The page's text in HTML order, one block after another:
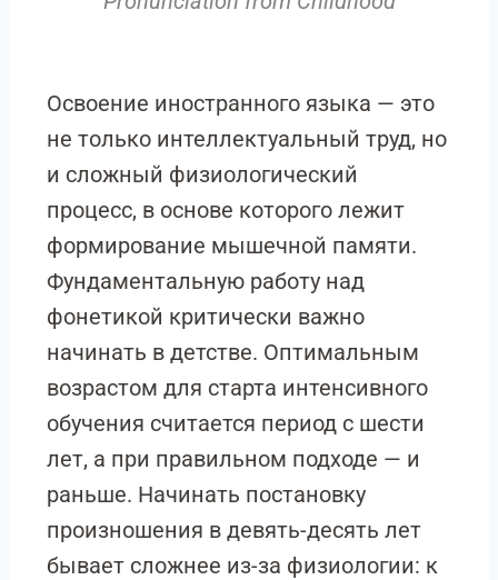
Освоение иностранного языка — это
не только интеллектуальный труд, но
и сложный физиологический
процесс, в основе которого лежит
формирование мышечной памяти.
Фундаментальную работу над
фонетикой критически важно
начинать в детстве. Оптимальным
возрастом для старта интенсивного
обучения считается период с шести
лет, а при правильном подходе — и
раньше. Начинать постановку
произношения в девять-десять лет
бывает сложнее из-за физиологии: к